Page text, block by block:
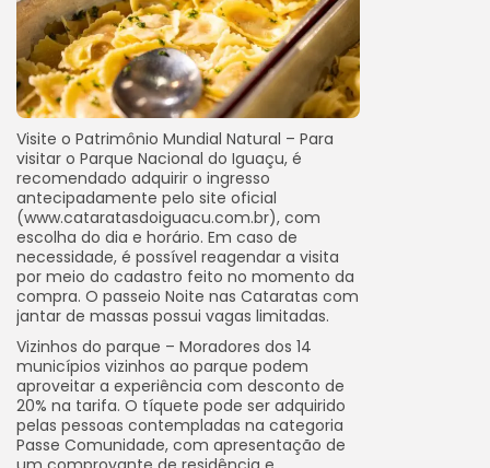
Visite o Patrimônio Mundial Natural – Para
visitar o Parque Nacional do Iguaçu, é
recomendado adquirir o ingresso
antecipadamente pelo site oficial
(www.cataratasdoiguacu.com.br), com
escolha do dia e horário. Em caso de
necessidade, é possível reagendar a visita
por meio do cadastro feito no momento da
compra. O passeio Noite nas Cataratas com
jantar de massas possui vagas limitadas.
Vizinhos do parque – Moradores dos 14
municípios vizinhos ao parque podem
aproveitar a experiência com desconto de
20% na tarifa. O tíquete pode ser adquirido
pelas pessoas contempladas na categoria
Passe Comunidade, com apresentação de